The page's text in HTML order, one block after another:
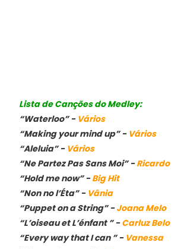
Lista de Canções do Medley:
“Waterloo” - Vários
“Making your mind up” - Vários
“Aleluia” - Vários
“Ne Partez Pas Sans Moi” -Ricardo
“Hold me now” -Big Hit
“Non no l’Éta” - Vânia
“Puppet on a String” -Joana Melo
“L’oiseau et L’énfant ” -Carluz Belo
“Every way that I can ” - Vanessa